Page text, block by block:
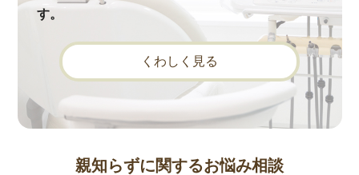
す。
くわしく見る
親知らずに関するお悩み相談